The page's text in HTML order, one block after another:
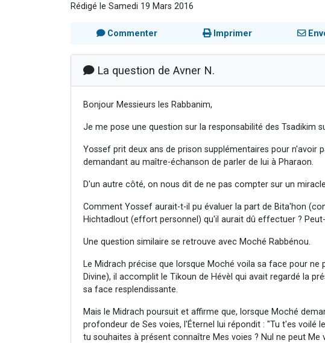
Rédigé le Samedi 19 Mars 2016
Commenter Imprimer
La question de Avner N.
Bonjour Messieurs les Rabbanim,
Je me pose une question sur la responsabilité des Tsadikim
Yossef prit deux ans de prison supplémentaires pour n'avoir
demandant au maître-échanson de parler de lui à Pharaon.
D'un autre côté, on nous dit de ne pas compter sur un
Comment Yossef aurait-t-il pu évaluer la part de Bita'hon
Hichtadlout (effort personnel) qu'il aurait dû effectuer ?
Une question similaire se retrouve avec Moché Rabbénou.
Le Midrach précise que lorsque Moché voila sa face pour ne
Divine), il accomplit le Tikoun de Hévèl qui avait regardé la
sa face resplendissante.
Mais le Midrach poursuit et affirme que, lorsque Moché
profondeur de Ses voies, l'Éternel lui répondit : "Tu t'es voilé
tu souhaites à présent connaître Mes voies ? Nul ne peut